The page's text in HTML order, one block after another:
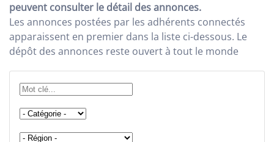
peuvent consulter le détail des annonces.
Les annonces postées par les adhérents connectés
apparaissent en premier dans la liste ci-dessous. Le
dépôt des annonces reste ouvert à tout le monde